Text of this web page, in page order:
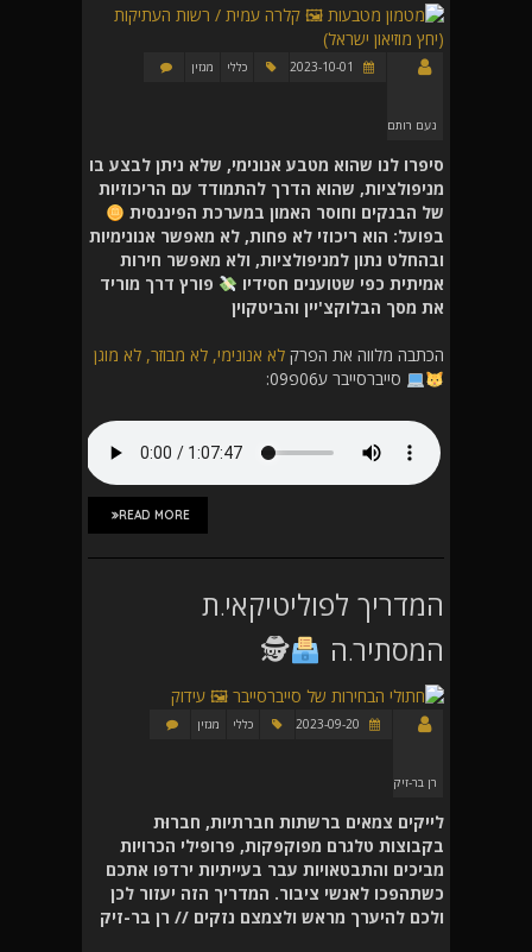
נעם רותם
כללי מגזין
סיפרו לנו שהוא מטבע אנונימי, שלא ניתן לבצע בו
מניפולציות, שהוא הדרך להתמודד עם הריכוזיות
של הבנקים וחוסר האמון במערכת הפיננסית
בפועל: הוא ריכוזי לא פחות, לא מאפשר אנונימיות
ובהחלט נתון למניפולציות, ולא מאפשר חירות
אמיתית כפי שטוענים חסידיו
פורץ דרך מוריד
את מסך הבלוקצ'יין והביטקוין
הכתבה מלווה את הפרק לא אנונימי, לא מבוזר, לא מוגן
סייברסייבר ע06פ09:
READ MORE
המדריך לפוליטיקאי.ת
המסתיר.ה
🕵
רן בר-זיק
כללי מגזין
לייקים צמאים ברשתות חברתיות, חברוּת
בקבוצות טלגרם מפוקפקות, פרופילי הכרויות
מביכים והתבטאויות עבר בעייתיות ירדפו אתכם
כשתהפכו לאנשי ציבור. המדריך הזה יעזור לכן
ולכם להיערך מראש ולצמצם נזקים // רן בר-זיק